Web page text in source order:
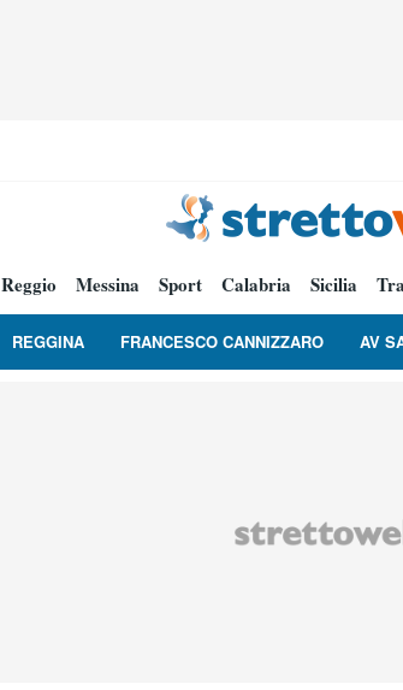
Reggio Messina Sport Calabria Sicilia
REGGINA FRANCESCO CANNIZZARO AV